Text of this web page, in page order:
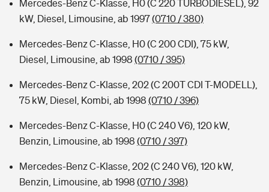
Mercedes-Benz C-Klasse, H0 (C 220 TURBODIESEL), 92
kW, Diesel, Limousine, ab 1997(0710 / 380)
Mercedes-Benz C-Klasse, H0 (C 200 CDI), 75 kW,
Diesel, Limousine, ab 1998 (0710 / 395)
Mercedes-Benz C-Klasse, 202 (C 200T CDI T-MODELL),
75 kW, Diesel, Kombi, ab 1998 (0710 / 396)
Mercedes-Benz C-Klasse, H0 (C 240 V6), 120 kW,
Benzin, Limousine, ab 1998 (0710 / 397)
Mercedes-Benz C-Klasse, 202 (C 240 V6), 120 kW,
Benzin, Limousine, ab 1998 (0710 / 398)